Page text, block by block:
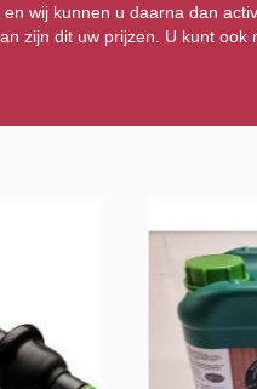
wij kunnen u daarna dan
zijn dit uw prijzen. U kunt ook